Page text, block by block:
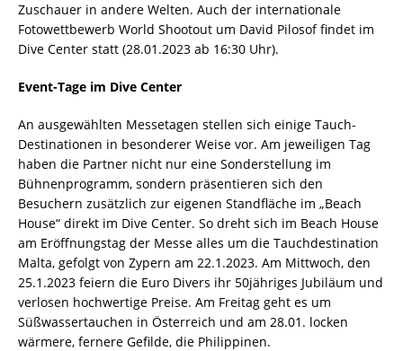
Zuschauer in andere Welten. Auch der internationale
Fotowettbewerb World Shootout um David Pilosof findet im
Dive Center statt (28.01.2023 ab 16:30 Uhr).
Event-Tage im Dive Center
An ausgewählten Messetagen stellen sich einige Tauch-
Destinationen in besonderer Weise vor. Am jeweiligen Tag
haben die Partner nicht nur eine Sonderstellung im
Bühnenprogramm, sondern präsentieren sich den
Besuchern zusätzlich zur eigenen Standfläche im „Beach
House“ direkt im Dive Center. So dreht sich im Beach House
am Eröffnungstag der Messe alles um die Tauchdestination
Malta, gefolgt von Zypern am 22.1.2023. Am Mittwoch, den
25.1.2023 feiern die Euro Divers ihr 50jähriges Jubiläum und
verlosen hochwertige Preise. Am Freitag geht es um
Süßwassertauchen in Österreich und am 28.01. locken
wärmere, fernere Gefilde, die Philippinen.